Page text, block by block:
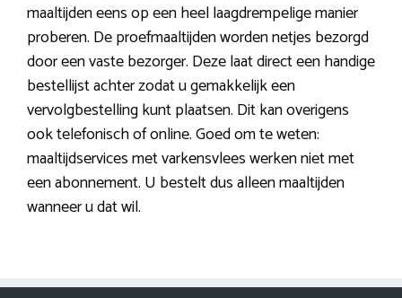
maaltijden eens op een heel laagdrempelige manier
proberen. De proefmaaltijden worden netjes bezorgd
door een vaste bezorger. Deze laat direct een handige
bestellijst achter zodat u gemakkelijk een
vervolgbestelling kunt plaatsen. Dit kan overigens
ook telefonisch of online. Goed om te weten:
maaltijdservices met varkensvlees werken niet met
een abonnement. U bestelt dus alleen maaltijden
wanneer u dat wil.